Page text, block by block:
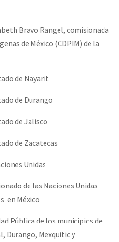
Bravo Rangel, comisionada
de México (CDPIM) de la
de Nayarit
de Durango
de Jalisco
de Zacatecas
Unidas
de las Naciones Unidas
en México
Pública de los municipios de
Durango, Mexquitic y